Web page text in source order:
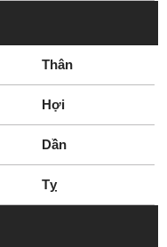
Thân
Hợi
Dần
Tỵ